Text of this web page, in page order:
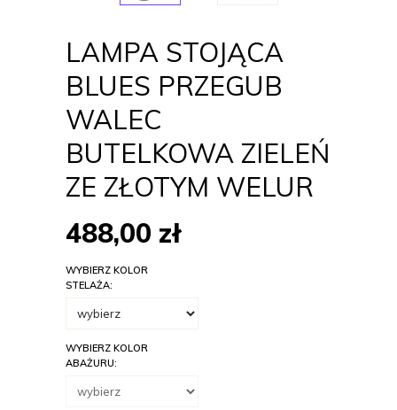
LAMPA STOJĄCA
BLUES PRZEGUB
WALEC
BUTELKOWA ZIELEŃ
ZE ZŁOTYM WELUR
488,00 zł
WYBIERZ KOLOR
STELAŻA:
WYBIERZ KOLOR
ABAŻURU: